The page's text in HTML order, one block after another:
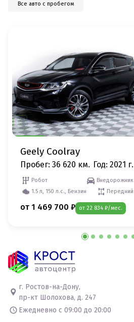
Все авто с пробегом
Geely Coolray
Пробег: 36 620 км. Год: 2021 г.
Робот
Внедорожник
1.5 л, 150 л.с., Бензин
Передний
от 1 469 700 ₽ от 22 834 ₽/мес.
г. Ростов-на-Дону,
пр-кт Шолохова, д. 247
Ежедневно с 09:00 до 20:00